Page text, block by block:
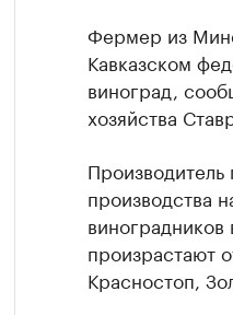
Фермер из
Кавказском
виноград,
хозяйства
Производитель
производства
виноградников
произрастают
Красностоп,